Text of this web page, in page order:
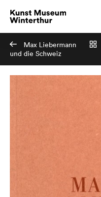
Max Liebermann
und die Schweiz